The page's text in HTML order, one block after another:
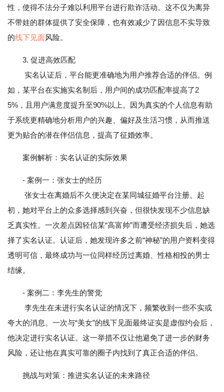
性，使得不法分子难以利用平台进行欺诈活动。这不仅为离异
不带娃的群体提供了安全保障，也有效减少了因信息不实导致
的线下见面风险。
3. 促进高效匹配
实名认证后，平台能更准确地为用户推荐合适的伴侣。例
如，某平台在实施实名制后，用户间的成功匹配率提高了2
5%，且用户满意度提升至90%以上。因为真实的个人信息有助
于系统更精确地分析用户的兴趣、偏好及生活习惯，从而推送
更为贴合的潜在伴侣信息，提高了征婚效率。
案例解析：实名认证的实际效果
- 案例一：张女士的经历
张女士在离婚后不久便决定在某同城征婚平台注册。起
初，她对平台上的众多选择感到兴奋，但很快发现不少信息缺
乏真实性。一次差点因轻信某“高富帅”而遭受经济损失后，她选
择了实名认证。认证后，她发现许多之前“神秘”的用户资料变得
透明可信，最终成功与一位同样经历过离婚、性格相投的男士
结缘。
- 案例二：李先生的警觉
李先生在未进行实名认证的情况下，频繁收到一些不实或
夸大的消息。一次与“美女”的线下见面最终证实是虚假约会后，
他决定进行实名认证。这一举措不仅让他避免了进一步的财务
风险，还让他在真实可靠的圈子内找到了真正合适的伴侣。
挑战与对策：推进实名认证的未来路径